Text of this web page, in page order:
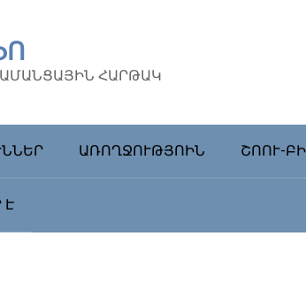
ՀԱՐԹԱԿ
ԱՌՈՂՋՈՒԹՅՈԻՆ ՇՈՈՒ-
Է